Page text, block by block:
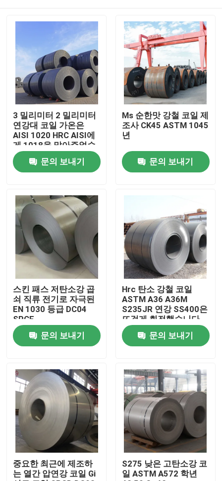
회사 소개
접촉
제품 소개
스테인레스 강 라운드 튜브
스테인리스강 코일
SS 스퀘어 튜브
이음새가 없는 스테인리스강관
스테인레스강 스트립
3 밀리미터 2 밀리미터
연강대 코일 가온은
AISI 1020 HRC AISI에
게 1018을 말아주었습
니다
문의 보내기
Ms 순한맛 강철 코일 제
조사 CK45 ASTM 1045
년
문의 보내기
스킨 패스 저탄소강 곱
쇠 직류 전기로 자극된
EN 1030 등급 DC04
SPCE
문의 보내기
Hrc 탄소 강철 코일
ASTM A36 A36M
S235JR 연강 SS400은
뜨겁게 회전했습니다
문의 보내기
중요한 최근에 제조하
는 열간 압연강 코일 Gi
S275 낮은 고탄소강 코
일 ASTM A572 학년